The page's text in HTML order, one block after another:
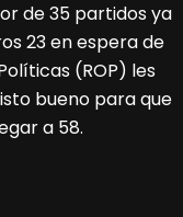
de 35 partidos ya
23 en espera de
(ROP) les
bueno para que
a 58.